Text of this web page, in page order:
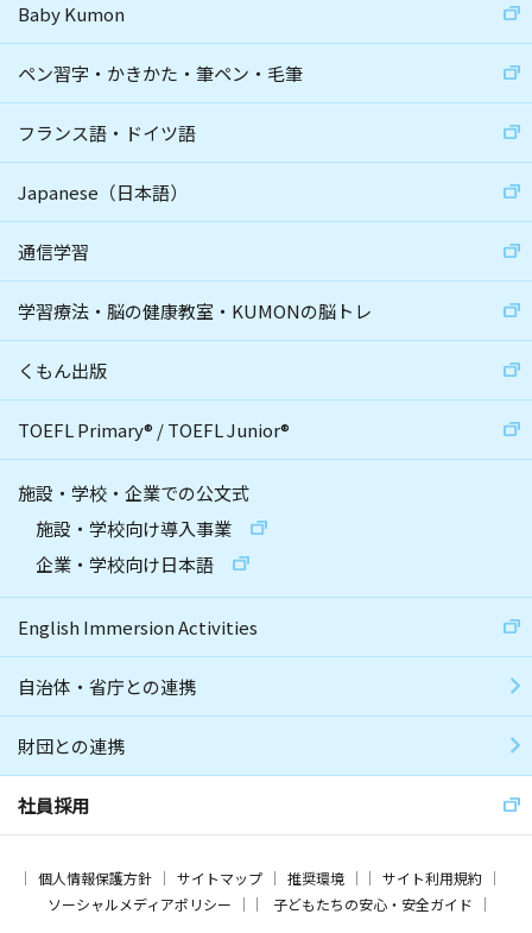
Baby Kumon
ペン習字・かきかた・筆ペン・毛筆
フランス語・ドイツ語
Japanese（日本語）
通信学習
学習療法・脳の健康教室・KUMONの脳トレ
くもん出版
TOEFL Primary® /TOEFL Junior®
施設・学校・企業での公文式
施設・学校向け導入事業
企業・学校向け日本語
English Immersion Activities
自治体・省庁との連携
財団との連携
社員採用
個人情報保護方針 サイトマップ 推奨環境
サイト利用規約
ソーシャルメディアポリシー
子どもたちの安心・安全ガイド